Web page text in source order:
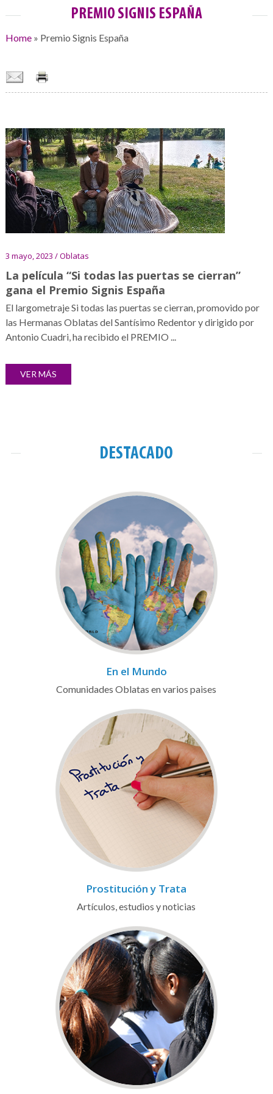
PREMIO SIGNIS ESPAÑA
Home» Premio Signis España
3 mayo, 2023 / Oblatas
La película “Si todas las puertas se cierran”
gana el Premio Signis España
El largometraje Si todas las puertas se cierran, promovido por
las Hermanas Oblatas del Santísimo Redentor y dirigido por
Antonio Cuadri, ha recibido el PREMIO ...
VER MÁS
DESTACADO
En el Mundo
Comunidades Oblatas en varios paises
Prostitución y Trata
Artículos, estudios y noticias